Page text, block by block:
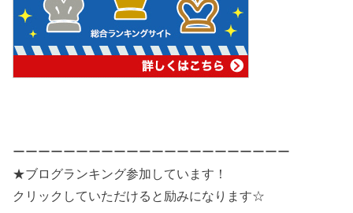
ーーーーーーーーーーーーーーーーーーーーーー
★ブログランキング参加しています！
クリックしていただけると励みになります☆